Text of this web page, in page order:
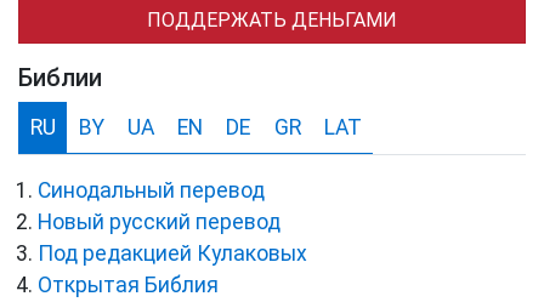
ПОДДЕРЖАТЬ ДЕНЬГАМИ
Библии
RU BY UA EN DE GR LAT
Синодальный перевод
Новый русский перевод
Под редакцией Кулаковых
Открытая Библия